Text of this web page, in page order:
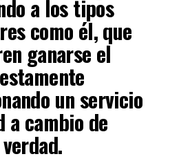
a los tipos
como él, que
ganarse el
un servicio
a cambio de